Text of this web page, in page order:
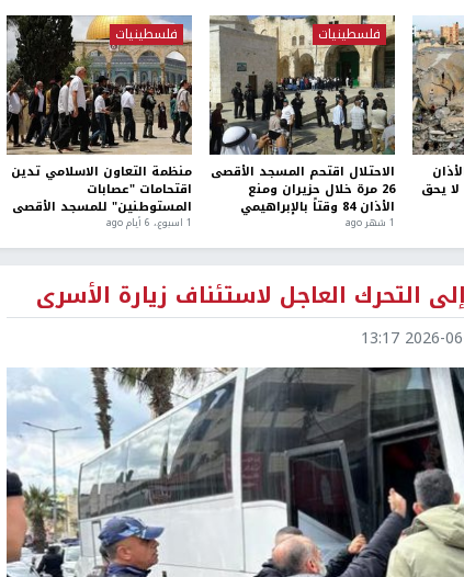
يحق
فلسطينيات
الاحتلال اقتحم المسجد الأقصى
26 مرة خلال حزيران ومنع
الأذان 84 وقتاً بالإبراهيمي
1 شهر ago
فلسطينيات
منظمة التعاون الاسلامي تدين
اقتحامات "عصابات
المستوطنين" للمسجد الأقصى
1 اسبوع.، 6 أيام ago
التحرك العاجل لاستئناف زيارة الأسرى
2026-06-30